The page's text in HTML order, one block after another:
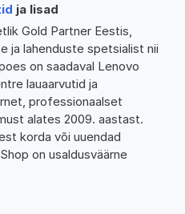
ja lisad
Gold Partner Eestis,
ja lahenduste spetsialist nii
on saadaval Lenovo
lauaarvutid ja
professionaalset
alates 2009. aastast.
korda või uuendad
on usaldusväärne